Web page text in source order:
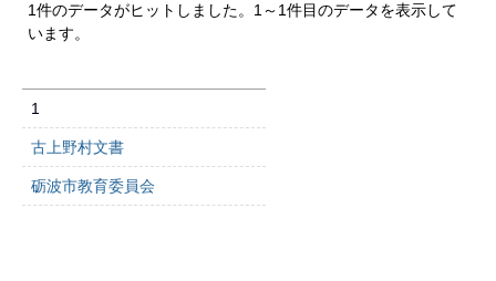
1件のデータがヒットしました。1～1件目のデータを表示して
います。
1
古上野村文書
砺波市教育委員会